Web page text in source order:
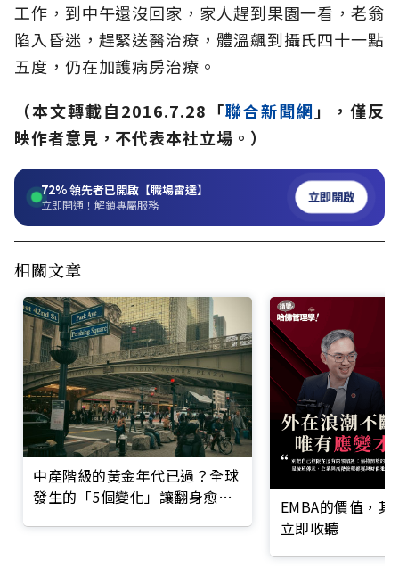
工作，到中午還沒回家，家人趕到果園一看，老翁
陷入昏迷，趕緊送醫治療，體溫飆到攝氏四十一點
五度，仍在加護病房治療。
（本文轉載自2016.7.28 「聯合新聞網 」，僅反
映作者意見，不代表本社立場。）
72%領先者已開啟【職場雷達】
立即開通！解鎖專屬服務 立即開啟
相關文章
中產階級的黃金年代已過？全球
發生的「5個變化」讓翻身愈來
EMBA的價值，
立即收聽